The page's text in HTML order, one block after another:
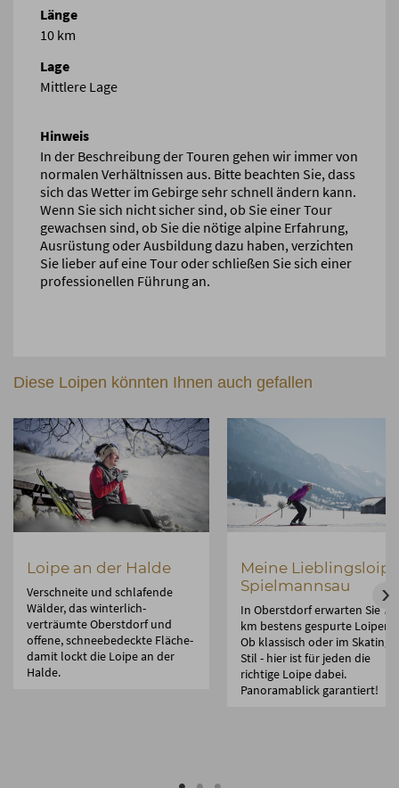
Länge
10 km
Lage
Mittlere Lage
Hinweis
In der Beschreibung der Touren gehen wir immer von
normalen Verhältnissen aus. Bitte beachten Sie, dass
sich das Wetter im Gebirge sehr schnell ändern kann.
Wenn Sie sich nicht sicher sind, ob Sie einer Tour
gewachsen sind, ob Sie die nötige alpine Erfahrung,
Ausrüstung oder Ausbildung dazu haben, verzichten
Sie lieber auf eine Tour oder schließen Sie sich einer
professionellen Führung an.
Diese Loipen könnten Ihnen auch gefallen
Loipe an der Halde
Verschneite und schlafende
Wälder, das winterlich-
verträumte Oberstdorf und
offene, schneebedeckte Fläche-
damit lockt die Loipe an der
Halde.
Meine Lieblingsloipe
Spielmannsau
In Oberstdorf erwarten Sie 75
km bestens gespurte Loipen.
Ob klassisch oder im Skating-
Stil - hier ist für jeden die
richtige Loipe dabei.
Panoramablick garantiert!